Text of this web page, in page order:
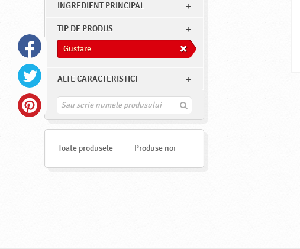
INGREDIENT PRINCIPAL
TIP DE PRODUS
Gustare
ALTE CARACTERISTICI
G
e
Toate produsele Produse noi